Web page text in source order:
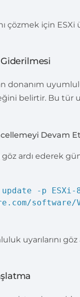
çözmek için
Giderilmesi
donanım
belirtir. Bu tür
Devam
göz ardı ederek
-p ESXi-
software/
uyarılarını